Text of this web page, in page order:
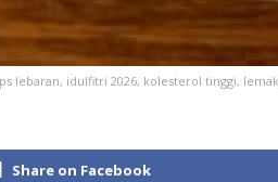
lebaran, idulfitri 2026, kolesterol tinggi,
Share on Facebook